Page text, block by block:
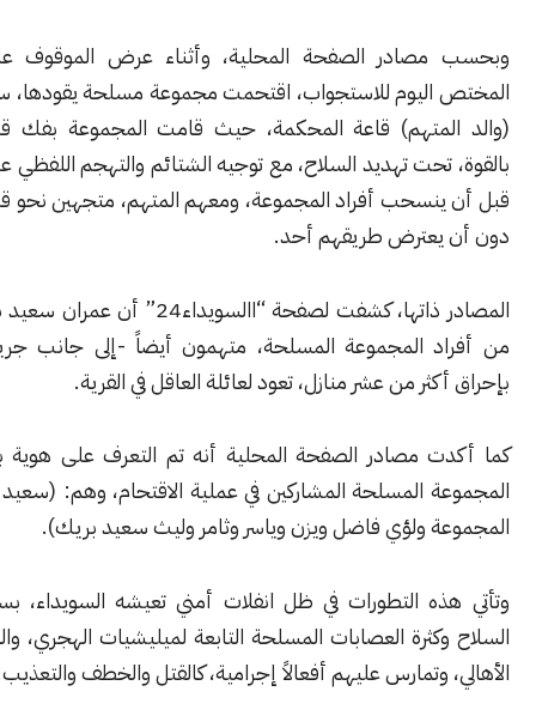
الصفحة المحلية، وأثناء عرض الموقوف على القاضي
للاستجواب، اقتحمت مجموعة مسلحة يقودها، سعيد بريك،
قاعة المحكمة، حيث قامت المجموعة بفك قيود المتهم
تحت تهديد السلاح، مع توجيه الشتائم والتهجم اللفظي على القاضي،
أفراد المجموعة، ومعهم المتهم، متجهين نحو قرية المتهم،
طريقهم أحد.
المصادر ذاتها، كشفت لصفحة “االسويداء24” أن عمران سعيد بريك وعدد
المجموعة المسلحة، متهمون أيضاً -إلى جانب جريمة القتل–
من عشر منازل، تعود لعائلة العاقل في القرية.
مصادر الصفحة المحلية أنه تم التعرف على هوية بعض أفراد
المسلحة المشاركين في عملية الاقتحام، وهم: (سعيد بريك-قائد
ولؤي فاضل ويزن وياسر وثامر وليث سعيد بريك).
التطورات في ظل انفلات أمني تعيشه السويداء، بسبب انتشار
العصابات المسلحة التابعة لميليشيات الهجري، والتي تثير قلق
وتمارس عليهم أفعالاً إجرامية، كالقتل والخطف والتعذيب.